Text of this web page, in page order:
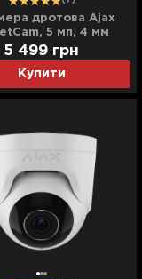
дротова Ajax
5 мп, 4 мм
(Black)
Купити
5 499 грн